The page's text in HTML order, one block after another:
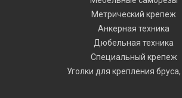
Метрический крепеж
Анкерная техника
Дюбельная техника
Специальный крепеж
Уголки для крепления